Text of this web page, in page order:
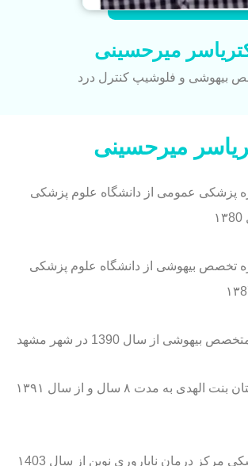
میرحسینی
بیهوشی و فلوشیپ کنترل درد
میرحسینی
پزشکی عمومی از دانشگاه علوم پزشکی
تخصص بیهوشی از دانشگاه علوم پزشکی
از سال 1390 در شهر مشهد
فعالیت در بیمارستان بنت الهدی به مدت ۸ سال و از سال ۱۳۹۱
همکاری با تیم پزشکی مرکز درمان ناباروری نوین از سال ۱403